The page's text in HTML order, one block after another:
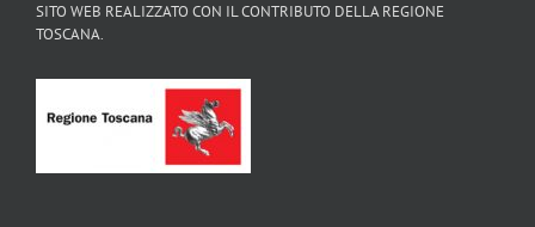
SITO WEB REALIZZATO CON IL CONTRIBUTO DELLA REGIONE
TOSCANA.